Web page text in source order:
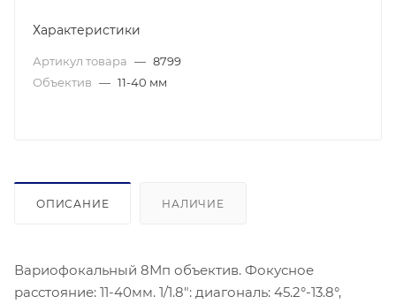
Характеристики
Артикул товара — 8799
Объектив — 11-40 мм
ОПИСАНИЕ НАЛИЧИЕ
Вариофокальный 8Мп объектив. Фокусное
расстояние: 11-40мм. 1/1.8": диагональ: 45.2°-13.8°,